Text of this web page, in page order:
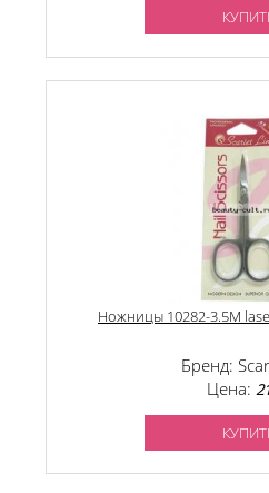
Ножницы 10282-3.5M
Бренд:
Цена: